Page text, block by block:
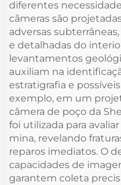
diferentes
câmeras são
adversas
e detalhadas do
levantamentos
auxiliam na
estratigrafia e
exemplo, em um
câmera de poço da
foi utilizada para
mina, revelando
reparos imediatos. O
capacidades de
garantem coleta